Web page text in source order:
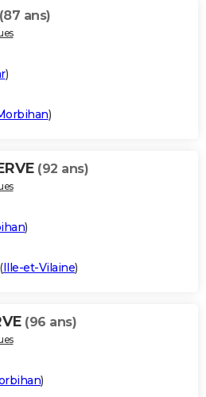
(87 ans)
)
)
(92 ans)
)
(Ille-et-Vilaine)
(96 ans)
)